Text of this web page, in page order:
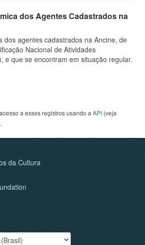
dos Agentes Cadastrados na
dos agentes cadastrados na Ancine, de
Nacional de Atividades
e que se encontram em situação regular.
a esses registros usando a API (veja
da Cultura